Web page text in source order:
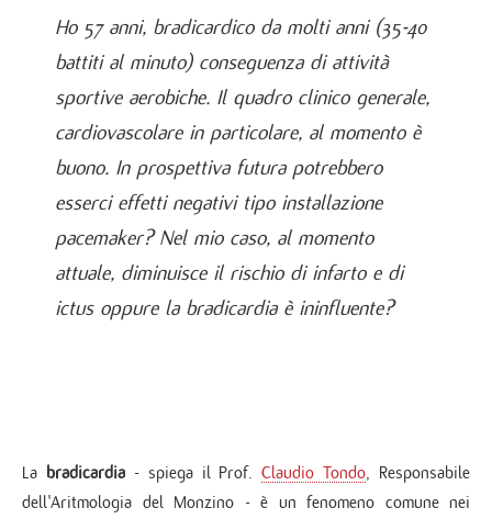
Ho 57 anni, bradicardico da molti anni (35-40
battiti al minuto) conseguenza di attività
sportive aerobiche. Il quadro clinico generale,
cardiovascolare in particolare, al momento è
buono. In prospettiva futura potrebbero
esserci effetti negativi tipo installazione
pacemaker? Nel mio caso, al momento
attuale, diminuisce il rischio di infarto e di
ictus oppure la bradicardia è ininfluente?
La bradicardia- spiega il Prof.Claudio Tondo, Responsabile
dell'Aritmologia del Monzino - è un fenomeno comune nei